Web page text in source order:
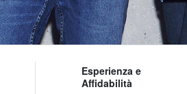
Esperienza e
Affidabilità